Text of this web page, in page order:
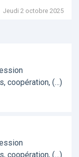
Jeudi 2 octobre 2025
coopération, (…)
coopération, (…)